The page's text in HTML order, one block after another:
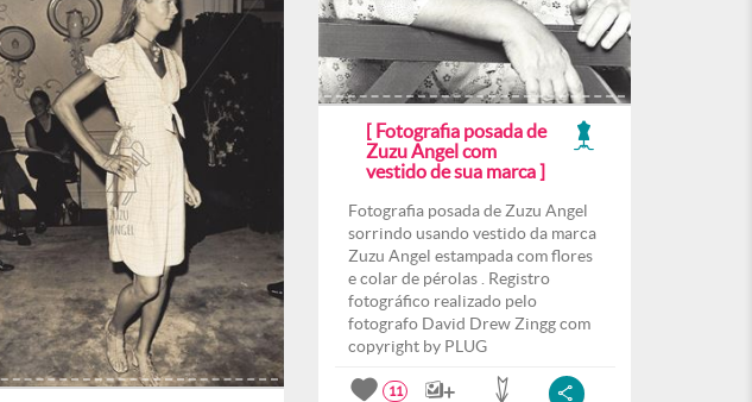
[ Fotografia posada de
Zuzu Angel com
vestido de sua marca ]
Fotografia posada de Zuzu Angel
sorrindo usando vestido da marca
Zuzu Angel estampada com flores
e colar de pérolas . Registro
fotográfico realizado pelo
fotografo David Drew Zingg com
copyright by PLUG
11